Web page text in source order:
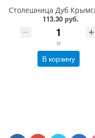
113.30 руб.
м
В корзину